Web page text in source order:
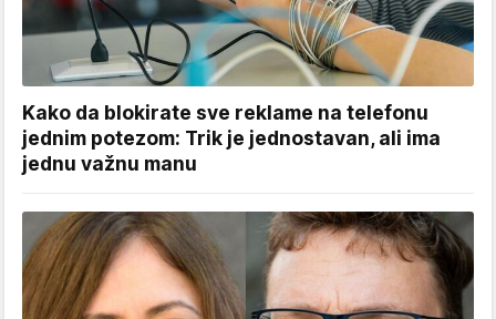
Kako da blokirate sve reklame na telefonu
jednim potezom: Trik je jednostavan, ali ima
jednu važnu manu